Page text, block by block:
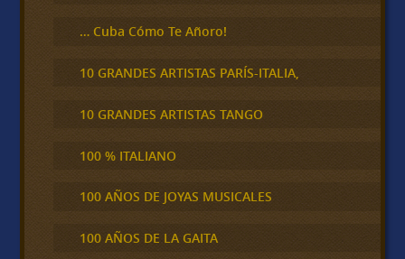
… Cuba Cómo Te Añoro!
10 GRANDES ARTISTAS PARÍS-ITALIA,
10 GRANDES ARTISTAS TANGO
100 % ITALIANO
100 AÑOS DE JOYAS MUSICALES
100 AÑOS DE LA GAITA